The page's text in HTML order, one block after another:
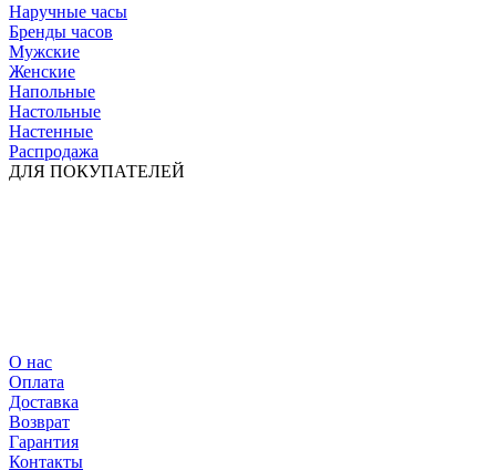
Наручные часы
Бренды часов
Мужские
Женские
Напольные
Настольные
Настенные
Распродажа
ДЛЯ ПОКУПАТЕЛЕЙ
О нас
Оплата
Доставка
Возврат
Гарантия
Контакты